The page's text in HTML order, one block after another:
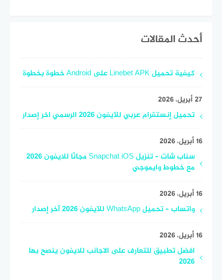
أحدث المقالات
كيفية تحميل Linebet APK على Android خطوة بخطوة
27 أبريل، 2026
تحميل إنستقرام عربي للآيفون 2026 الرسمي اخر إصدار
16 أبريل، 2026
سناب شات – تنزيل Snapchat iOS مجانًا للايفون 2026
مع خطوط وايموجي
16 أبريل، 2026
واتساب – تحميل WhatsApp للآيفون 2026 آخر إصدار
16 أبريل، 2026
افضل تطبيق للتعارف على الاجانب للايفون ينصح بها
2026